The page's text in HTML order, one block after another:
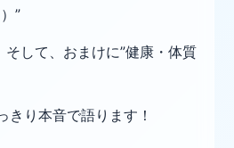
”
して、おまけに”健康・体質
きり本音で語ります！